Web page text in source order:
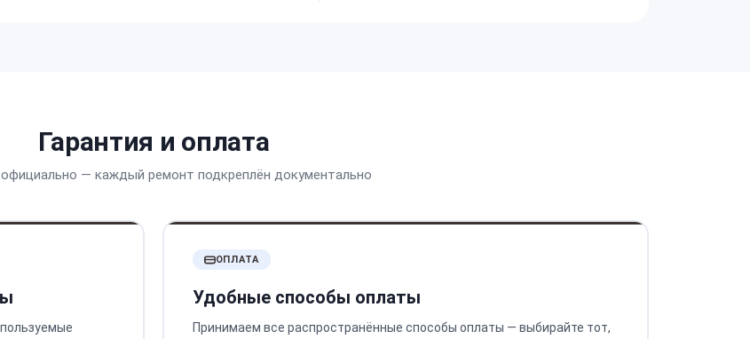
Гарантия и оплата
— каждый ремонт подкреплён документально
ОПЛАТА
Удобные способы оплаты
Принимаем все распространённые способы оплаты — выбирайте тот,